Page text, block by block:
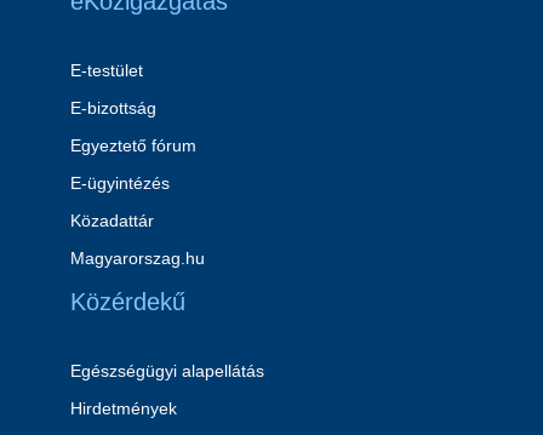
E-testület
E-bizottság
Egyeztető fórum
E-ügyintézés
Közadattár
Magyarorszag.hu
Közérdekű
Egészségügyi alapellátás
Hirdetmények